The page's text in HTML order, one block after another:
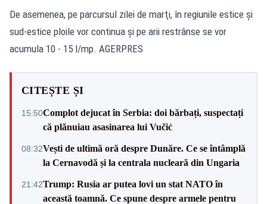
De asemenea, pe parcursul zilei de marţi, în regiunile estice şi
sud-estice ploile vor continua şi pe arii restrânse se vor
acumula 10 - 15 l/mp. AGERPRES
CITEȘTE ȘI
15:50Complot dejucat în Serbia: doi bărbați, suspectați
că plănuiau asasinarea lui Vučić
08:32Vești de ultimă oră despre Dunăre. Ce se întâmplă
la Cernavodă și la centrala nucleară din Ungaria
21:42Trump: Rusia ar putea lovi un stat NATO în
această toamnă. Ce spune despre armele pentru